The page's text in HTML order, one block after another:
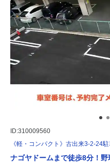
ID:310009560
《軽・コンパクト》古出来3-2-24
ナゴヤドームまで徒歩8分！野